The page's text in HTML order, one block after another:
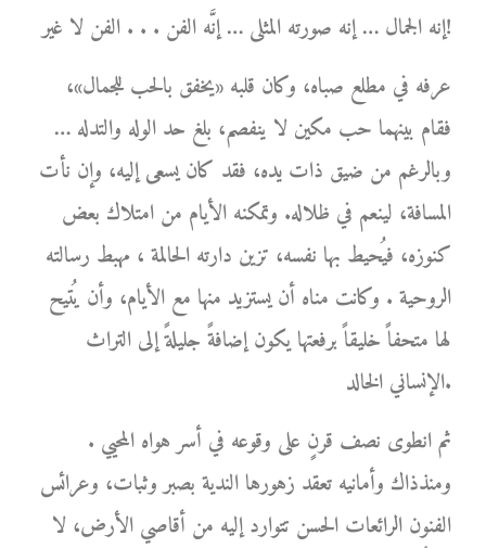
إنه الجمال … إنه صورته المثلى … إنَّه الفن . . . الفن لا غير!
عرفه في مطلع صباه، وكان قلبه «يخفق بالحب للجمال»،
فقام بينهما حب مكين لا ينفصم، بلغ حد الوله والتدله …
وبالرغم من ضيق ذات يده، فقد كان يسعى إليه، وإن نأت
المسافة، لينعم في ظلاله. وتمكنه الأيام من امتلاك بعض
كنوزه، فيُحيط بها نفسه، تزين دارته الحالمة ، مهبط رسالته
الروحية . وكانت مناه أن يستزيد منها مع الأيام، وأن يُتيح
لها متحفاً خليقاً برفعتها يكون إضافةً جليلةً إلى التراث
الإنساني الخالد.
ثم انطوى نصف قرنٍ على وقوعه في أسر هواه المحيي .
ومنذذاك وأمانيه تعقد زهورها الندية بصبر وثبات، وعرائس
الفنون الرائعات الحسن تتوارد إليه من أقاصي الأرض، لا